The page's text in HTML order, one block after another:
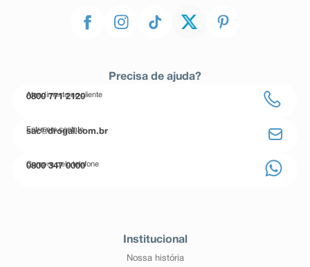
Precisa de ajuda?
Atendimento ao cliente
0800 771 2120
Entre em contato
sac@drogal.com.br
Compre pelo telefone
0800 347 0000
Institucional
Nossa história